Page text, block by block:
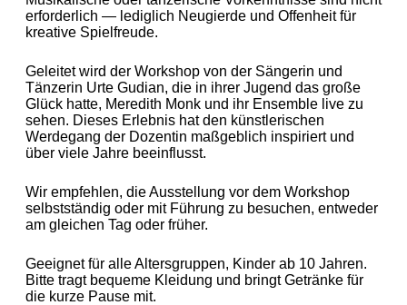
erforderlich — lediglich Neugierde und Offenheit für
kreative Spielfreude.
Geleitet wird der Workshop von der Sängerin und
Tänzerin Urte Gudian, die in ihrer Jugend das große
Glück hatte, Meredith Monk und ihr Ensemble live zu
sehen. Dieses Erlebnis hat den künstlerischen
Werdegang der Dozentin maßgeblich inspiriert und
über viele Jahre beeinflusst.
Wir empfehlen, die Ausstellung vor dem Workshop
selbstständig oder mit Führung zu besuchen, entweder
am gleichen Tag oder früher.
Geeignet für alle Altersgruppen, Kinder ab 10 Jahren.
Bitte tragt bequeme Kleidung und bringt Getränke für
die kurze Pause mit.